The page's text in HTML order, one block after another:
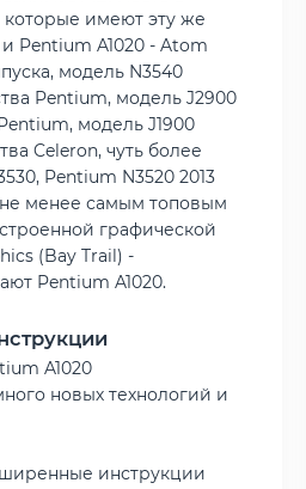
имеют эту же
Pentium A1020 - Atom
модель N3540
Pentium, модель J2900
модель J1900
Celeron, чуть более
Pentium N3520 2013
не менее самым топовым
графической
(Bay Trail) -
Pentium A1020.
A1020
новых технологий и
инструкции